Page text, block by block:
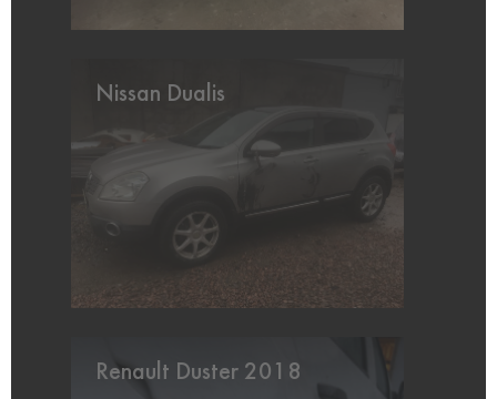
Nissan Dualis
Renault Duster 2018